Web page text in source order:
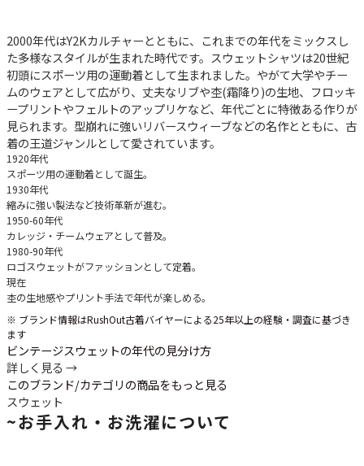
2000年代はY2Kカルチャーとともに、これまでの年代をミックスし
た多様なスタイルが生まれた時代です。スウェットシャツは20世紀
初頭にスポーツ用の運動着として生まれました。やがて大学やチー
ムのウェアとして広がり、丈夫なリブや杢(霜降り)の生地、フロッキ
ープリントやフェルトのアップリケなど、年代ごとに特徴ある作りが
見られます。型崩れに強いリバースウィーブなどの名作とともに、古
着の王道ジャンルとして愛されています。
1920年代
スポーツ用の運動着として誕生。
1930年代
縮みに強い製法など技術革新が進む。
1950-60年代
カレッジ・チームウェアとして普及。
1980-90年代
ロゴスウェットがファッションとして定着。
現在
杢の生地感やプリント手法で年代が楽しめる。
※ ブランド情報はRushOut古着バイヤーによる25年以上の経験・調査に基づき
ます
ビンテージスウェットの年代の見分け方
詳しく見る →
このブランド/カテゴリの商品をもっと見る
スウェット
~お手入れ・お洗濯について